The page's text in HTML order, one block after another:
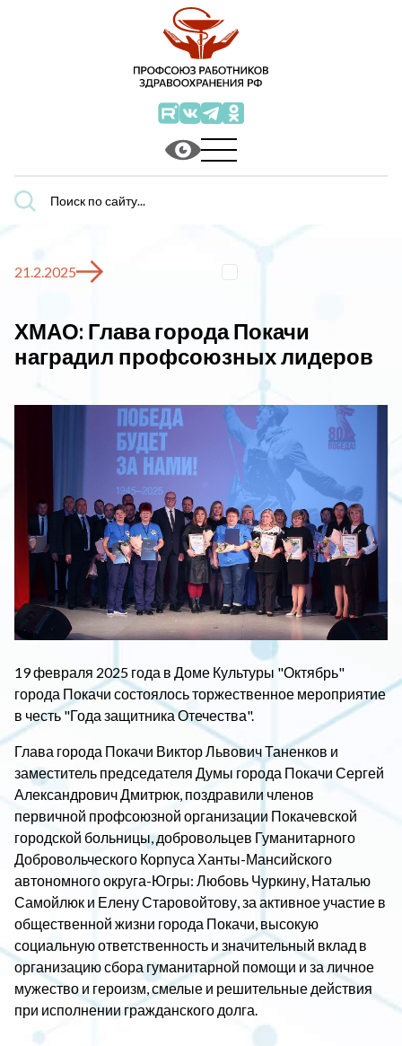
Поиск
по
21.2.2025
ХМАО: Глава города Покачи
наградил профсоюзных лидеров
19 февраля 2025 года в Доме Культуры "Октябрь"
города Покачи состоялось торжественное мероприятие
в честь "Года защитника Отечества".
Глава города Покачи Виктор Львович Таненков и
заместитель председателя Думы города Покачи Сергей
Александрович Дмитрюк, поздравили членов
первичной профсоюзной организации Покачевской
городской больницы, добровольцев Гуманитарного
Добровольческого Корпуса Ханты-Мансийского
автономного округа-Югры: Любовь Чуркину, Наталью
Самойлюк и Елену Старовойтову, за активное участие в
общественной жизни города Покачи, высокую
социальную ответственность и значительный вклад в
организацию сбора гуманитарной помощи и за личное
мужество и героизм, смелые и решительные действия
при исполнении гражданского долга.